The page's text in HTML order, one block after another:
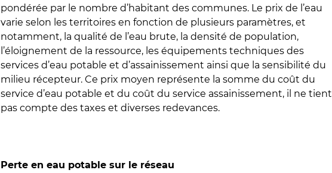
pondérée par le nombre d’habitant des communes. Le prix de l’eau
varie selon les territoires en fonction de plusieurs paramètres, et
notamment, la qualité de l’eau brute, la densité de population,
l’éloignement de la ressource, les équipements techniques des
services d’eau potable et d’assainissement ainsi que la sensibilité du
milieu récepteur. Ce prix moyen représente la somme du coût du
service d’eau potable et du coût du service assainissement, il ne tient
pas compte des taxes et diverses redevances.
Perte en eau potable sur le réseau